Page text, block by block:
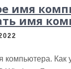
имя
имя
компьютера. Как